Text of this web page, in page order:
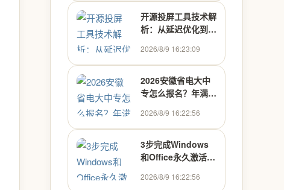
开源投屏工具技术解
析：从延迟优化到工
2026/8/9 16:23:09
2026安徽省电大中
专怎么报名？年满
报名流程及所需材料
清单 - 最新资讯
2026/8/9 16:22:56
3步完成Windows
和Office永久激活的
能激活工具完全解析
2026/8/9 16:22:56